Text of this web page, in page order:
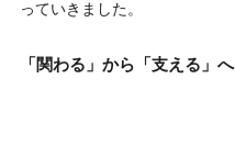
っていきました。
「関わる」から「支える」へ